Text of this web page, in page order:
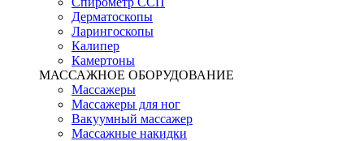
Дерматоскопы
Ларингоскопы
Калипер
Камертоны
МАССАЖНОЕ ОБОРУДОВАНИЕ
Массажеры
Массажеры для ног
Вакуумный массажер
Массажные накидки